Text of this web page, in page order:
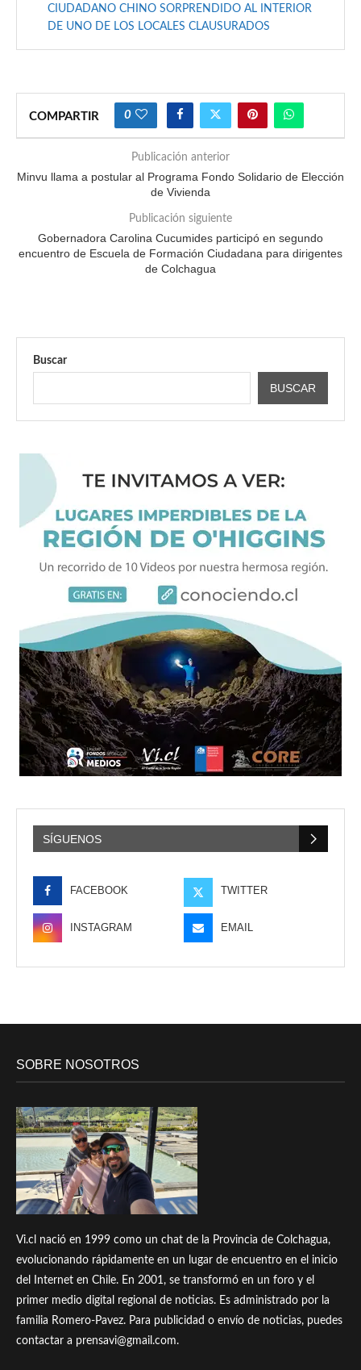
CIUDADANO CHINO SORPRENDIDO AL INTERIOR
DE UNO DE LOS LOCALES CLAUSURADOS
COMPARTIR 0
Publicación anterior
Minvu llama a postular al Programa Fondo Solidario de Elección
de Vivienda
Publicación siguiente
Gobernadora Carolina Cucumides participó en segundo
encuentro de Escuela de Formación Ciudadana para dirigentes
de Colchagua
Buscar
BUSCAR
SÍGUENOS
FACEBOOK TWITTER
INSTAGRAM EMAIL
SOBRE NOSOTROS
Vi.cl nació en 1999 como un chat de la Provincia de Colchagua,
evolucionando rápidamente en un lugar de encuentro en el inicio
del Internet en Chile. En 2001, se transformó en un foro y el
primer medio digital regional de noticias. Es administrado por la
familia Romero-Pavez. Para publicidad o envío de noticias, puedes
contactar a prensavi@gmail.com.